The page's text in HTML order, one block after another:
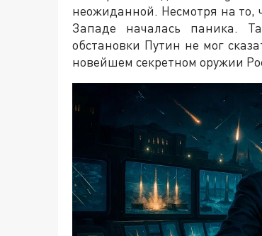
неожиданной. Несмотря на то,
Западе началась паника.
обстановки Путин не мог
новейшем секретном оружии